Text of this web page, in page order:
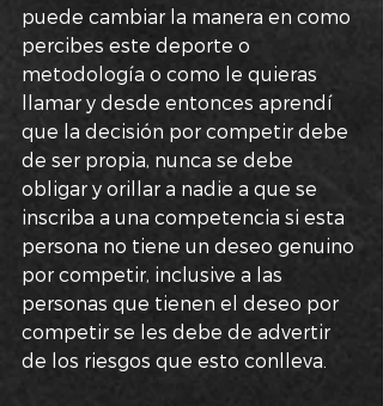
puede cambiar la manera en como
percibes este deporte o
metodología o como le quieras
llamar y desde entonces aprendí
que la decisión por competir debe
de ser propia, nunca se debe
obligar y orillar a nadie a que se
inscriba a una competencia si esta
persona no tiene un deseo genuino
por competir, inclusive a las
personas que tienen el deseo por
competir se les debe de advertir
de los riesgos que esto conlleva.